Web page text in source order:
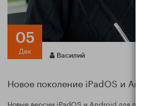
05
Дек Василий
Новое поколение iPadOS и
Новые версии iPadOS и Android для